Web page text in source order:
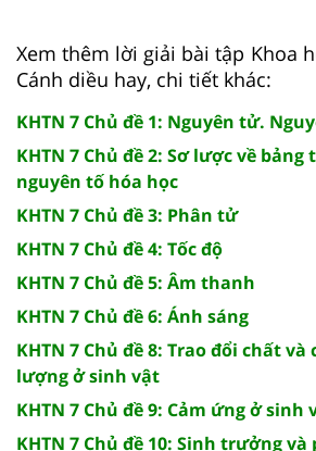
Xem thêm lời giải bài tập Khoa
Cánh diều hay, chi tiết khác:
KHTN 7 Chủ đề 1: Nguyên tử.
KHTN 7 Chủ đề 2: Sơ lược về
nguyên tố hóa học
KHTN 7 Chủ đề 3: Phân tử
KHTN 7 Chủ đề 4: Tốc độ
KHTN 7 Chủ đề 5: Âm thanh
KHTN 7 Chủ đề 6: Ánh sáng
KHTN 7 Chủ đề 8: Trao đổi chất
lượng ở sinh vật
KHTN 7 Chủ đề 9: Cảm ứng ở sinh
KHTN 7 Chủ đề 10: Sinh trưởng